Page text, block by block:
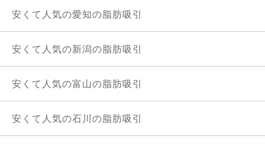
安くて人気の愛知の脂肪吸引
安くて人気の新潟の脂肪吸引
安くて人気の富山の脂肪吸引
安くて人気の石川の脂肪吸引